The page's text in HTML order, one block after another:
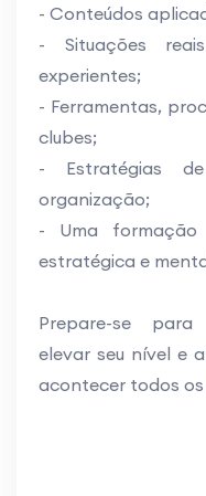
- Conteúdos
- Situações
experientes;
- Ferramentas,
clubes;
- Estratégias
organização;
- Uma
estratégica e
Prepare-se para
elevar seu nível e
acontecer todos os